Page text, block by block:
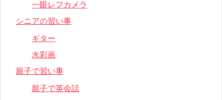
一眼レフカメラ
シニアの習い事
ギター
水彩画
親子で習い事
親子で英会話